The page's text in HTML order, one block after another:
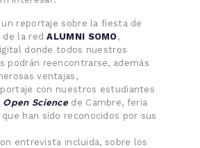
un reportaje sobre la fiesta de
de la redALUMNI SOMO,
donde todos nuestros
podrán reencontrarse, además
ventajas,
con nuestros estudiantes
Open Sciencede Cambre, feria
que han sido reconocidos por sus
entrevista incluida, sobre los